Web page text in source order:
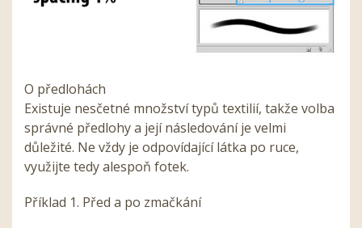
O předlohách
Existuje nesčetné množství typů textilií, takže volba
správné předlohy a její následování je velmi
důležité. Ne vždy je odpovídající látka po ruce,
využijte tedy alespoň fotek.
Příklad 1. Před a po zmačkání